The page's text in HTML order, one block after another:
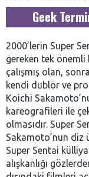
Geek
2000’lerin Super
gereken tek
çalışmış olan,
kendi dublör ve
Koichi
kareografileri ile
olmasıdır. Super
Sakamoto’nun
Super Sentai
alışkanlığı